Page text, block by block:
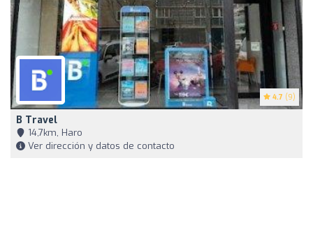
4.7 (9)
B Travel
14,7km, Haro
Ver dirección y datos de contacto